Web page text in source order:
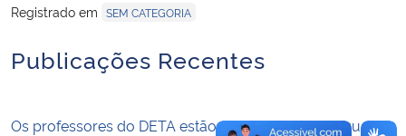
Gabinete de Segurança Institucional
Advocacia-Geral da União
Registrado em SEM CATEGORIA
Publicações Recentes
Os professores do DETA estão no Jornal Alto Uruguai